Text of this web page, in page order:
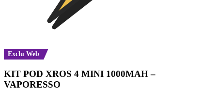
Exclu Web
KIT POD XROS 4 MINI 1000MAH –
VAPORESSO